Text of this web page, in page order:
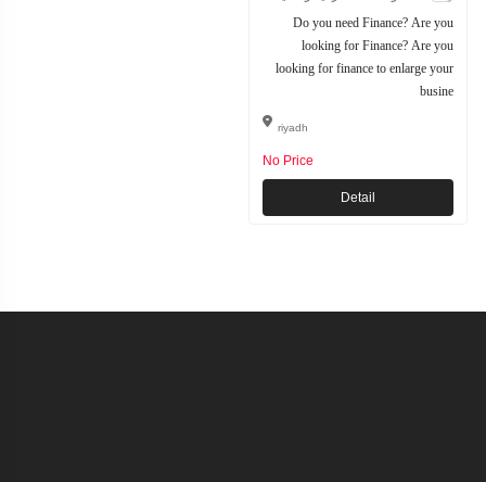
Do you need Finance? Are you
looking for Finance? Are you
looking for finance to enlarge your
busine
riyadh
No Price
Detail